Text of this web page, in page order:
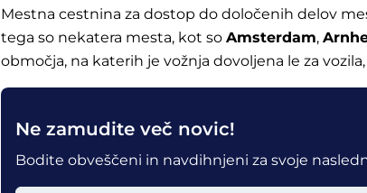
Mestna cestnina za dostop do določenih delov
tega so nekatera mesta, kot soAmsterdam,
območja, na katerih je vožnja dovoljena le za
Ne zamudite več novic!
Bodite obveščeni in navdihnjeni za svoje